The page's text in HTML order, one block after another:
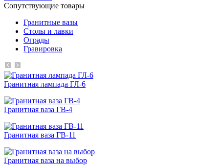
Сопутствующие товары
Гранитные вазы
Столы и лавки
Ограды
Гравировка
Гранитная лампада ГЛ-6
Гранитная ваза ГВ-4
Гранитная ваза ГВ-11
Гранитная ваза на выбор